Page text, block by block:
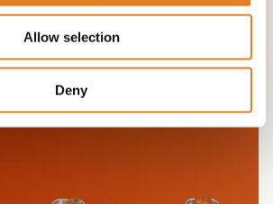
Allow selection
Deny